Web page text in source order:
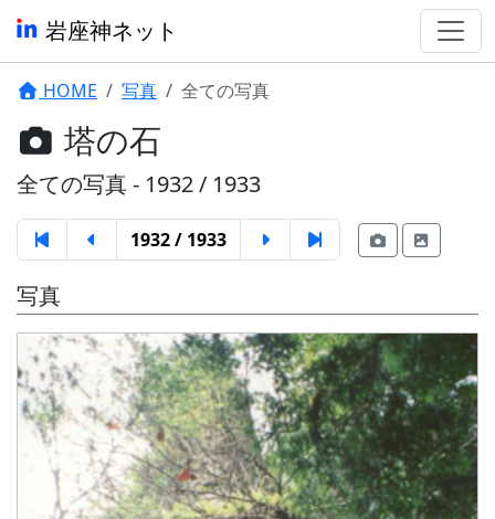
岩座神ネット
HOME 写真 全ての写真
塔の石
全ての写真 - 1932 / 1933
1932 / 1933
写真